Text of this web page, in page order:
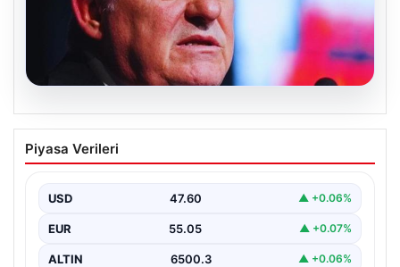
Serdal Adalı’dan Mohamed Salah
Açıklaması! ‘Biz İstemedik, İstesek
Beşiktaş Başkanı Serdal Adalı, futbol dünyasında sıkça
önemli…
Piyasa Verileri
USD 47.60 ▲ +0.06%
EUR 55.05 ▲ +0.07%
ALTIN 6500.3 ▲ +0.06%